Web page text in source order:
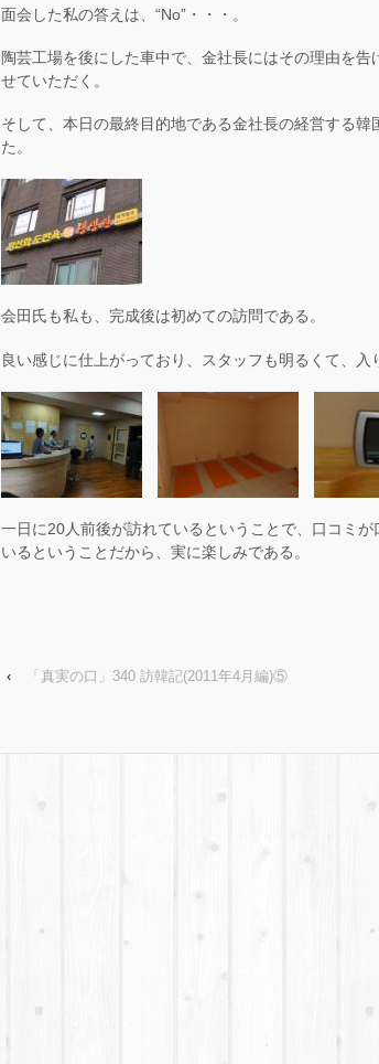
面会した私の答えは、“No”・・・。
陶芸工場を後にした車中で、金社長にはその理由を
せていただく。
そして、本日の最終目的地である金社長の経営する韓
た。
会田氏も私も、完成後は初めての訪問である。
良い感じに仕上がっており、スタッフも明るくて、入
一日に20人前後が訪れているということで、口コミ
いるということだから、実に楽しみである。
‹ 「真実の口」340 訪韓記(2011年4月編)⑤